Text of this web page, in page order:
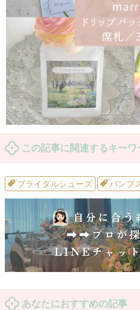
この記事に関連するキーワ
ブライダルシューズ パンプ
あなたにおすすめの記事